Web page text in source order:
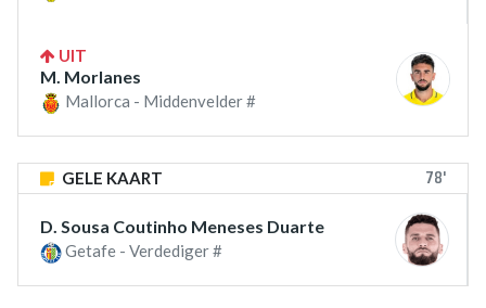
UIT
M. Morlanes
Mallorca - Middenvelder #
GELE KAART 78'
D. Sousa Coutinho Meneses Duarte
Getafe - Verdediger #